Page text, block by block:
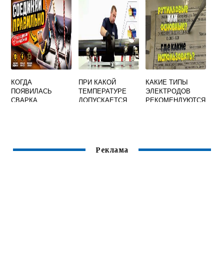
ДОЛЖНО
ПРИХОДИТЬСЯ
НА КАЖДЫЙ
СВАРОЧНЫЙ
ПОСТ
КОГДА
ПОЯВИЛАСЬ
СВАРКА
ПРИ КАКОЙ
ТЕМПЕРАТУРЕ
ДОПУСКАЕТСЯ
КАКИЕ ТИПЫ
ЭЛЕКТРОДОВ
РЕКОМЕНДУЮТСЯ
И ШВАМИ
Реклама